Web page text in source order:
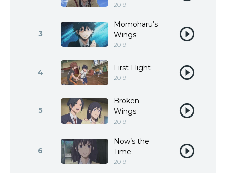
2019
3
Momoharu’s
Wings
2019
4 First Flight
2019
5
Broken
Wings
2019
6
Now’s the
Time
2019